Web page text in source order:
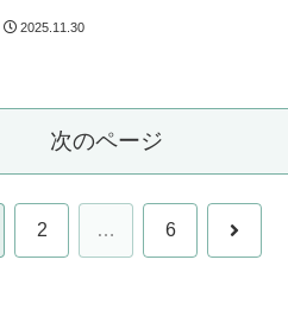
2025.11.30
次のページ
2 … 6 次